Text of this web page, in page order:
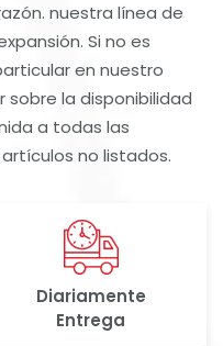
nuestra línea de
Si no es
en nuestro
la disponibilidad
a todas las
no listados.
Diariamente
Entrega